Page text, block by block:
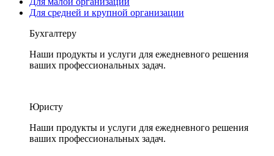
Для средней и крупной организации
Бухгалтеру
Наши продукты и услуги для ежедневного решения
ваших профессиональных задач.
Юристу
Наши продукты и услуги для ежедневного решения
ваших профессиональных задач.